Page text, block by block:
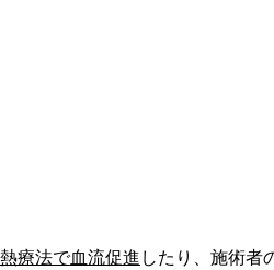
療法で血流促進 したり、施術者